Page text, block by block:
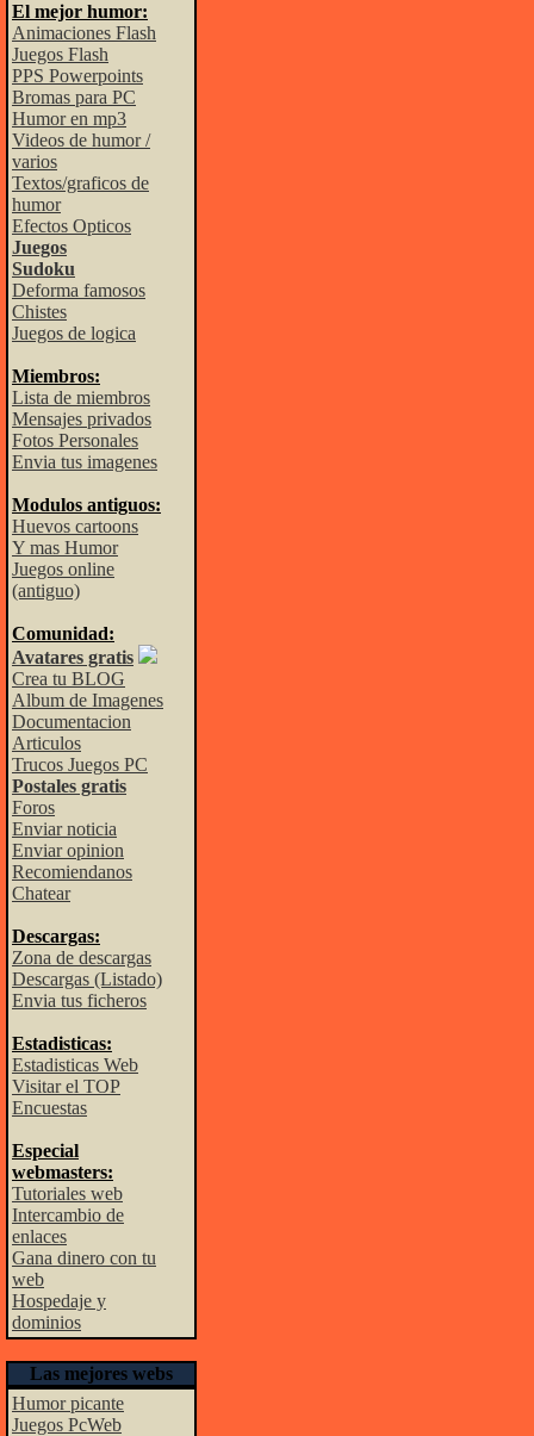
El mejor humor:
Animaciones Flash
Juegos Flash
PPS Powerpoints
Bromas para PC
Humor en mp3
Videos de humor /
varios
Textos/graficos de
humor
Efectos Opticos
Juegos
Sudoku
Deforma famosos
Chistes
Juegos de logica
Miembros:
Lista de miembros
Mensajes privados
Fotos Personales
Envia tus imagenes
Modulos antiguos:
Huevos cartoons
Y mas Humor
Juegos online
(antiguo)
Comunidad:
Avatares gratis
Crea tu BLOG
Album de Imagenes
Documentacion
Articulos
Trucos Juegos PC
Postales gratis
Foros
Enviar noticia
Enviar opinion
Recomiendanos
Chatear
Descargas:
Zona de descargas
Descargas (Listado)
Envia tus ficheros
Estadisticas:
Estadisticas Web
Visitar el TOP
Encuestas
Especial
webmasters:
Tutoriales web
Intercambio de
enlaces
Gana dinero con tu
web
Hospedaje y
dominios
Las mejores webs
Humor picante
Juegos PcWeb